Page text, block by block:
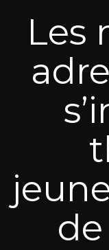
Les